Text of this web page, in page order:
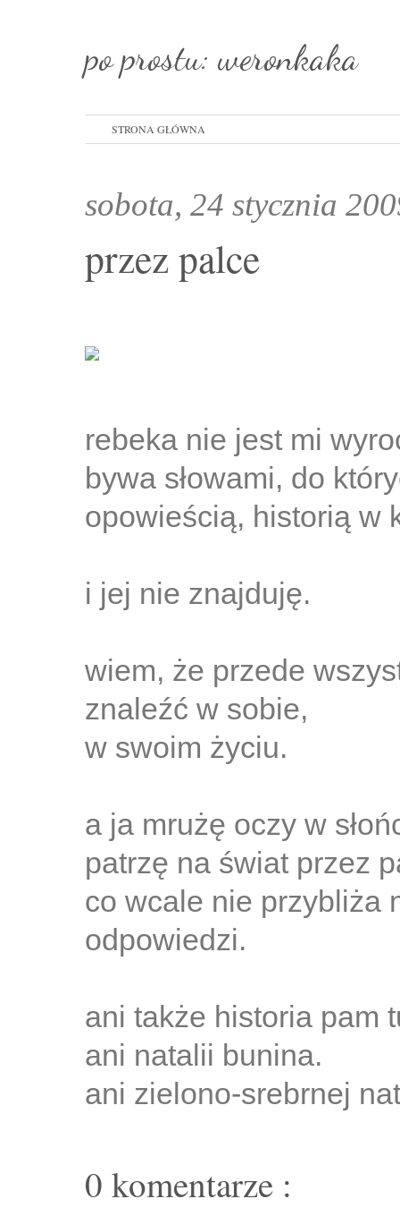
po prostu: weronkaka
STRONA GŁÓWNA
sobota, 24 stycznia
przez palce
rebeka nie jest mi
bywa słowami, do
opowieścią, historią w
i jej nie znajduję.
wiem, że przede
znaleźć w sobie,
w swoim życiu.
a ja mrużę oczy w
patrzę na świat przez
co wcale nie przybliża
odpowiedzi.
ani także historia pam
ani natalii bunina.
ani zielono-srebrnej
0 komentarze :